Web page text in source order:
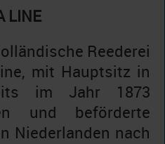
LINE
Reederei
mit Hauptsitz in
im Jahr 1873
und beförderte
Niederlanden nach